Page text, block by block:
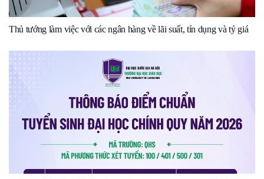
Thủ tướng làm việc với các ngân hàng về lãi suất, tín dụng và tỷ giá